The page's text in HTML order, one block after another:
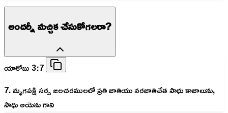
అందర్నీ మచ్చిక చేసుకోగలరా?
యాకోబు 3:7
7. మృగపక్షి సర్ప జలచరములలో ప్రతి జాతియు నరజాతిచేత సాధు కాజాలును,
సాధు ఆయెను గాని